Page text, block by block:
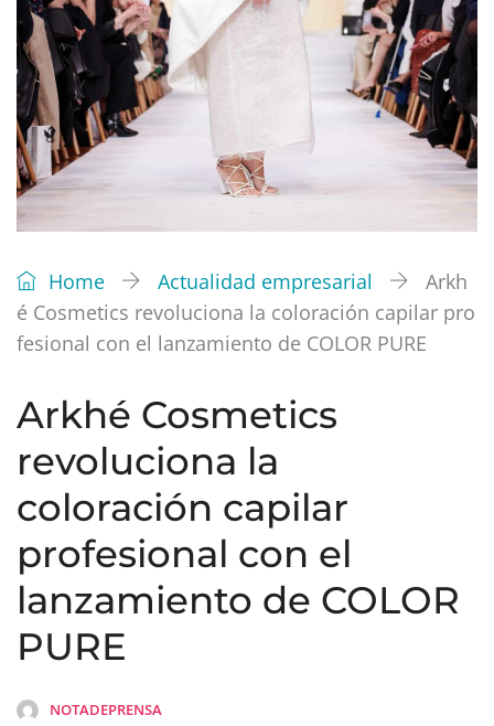
Home Actualidad empresarial
Arkh
é Cosmetics revoluciona la coloración capilar pro
fesional con el lanzamiento de COLOR PURE
Arkhé Cosmetics
revoluciona la
coloración capilar
profesional con el
lanzamiento de COLOR
PURE
NOTADEPRENSA